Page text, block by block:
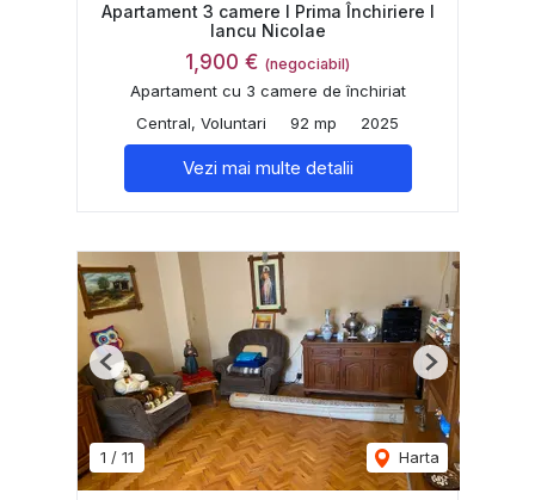
Apartament 3 camere I Prima Închiriere I
Iancu Nicolae
1,900 € (negociabil)
Apartament cu 3 camere de închiriat
Central, Voluntari
92 mp 2025
Vezi mai multe detalii
1 / 11 Harta
Previous Next